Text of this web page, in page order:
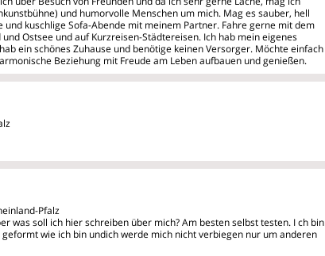
und humorvolle Menschen um mich. Mag es sauber, hell
und kuschlige Sofa-Abende mit meinem Partner. Fahre gerne mit dem
Ostsee und auf Kurzreisen-Städtereisen. Ich hab mein eigenes
ein schönes Zuhause und benötige keinen Versorger. Möchte einfach
Beziehung mit Freude am Leben aufbauen und genießen.
Pfalz
was soll ich hier schreiben über mich? Am besten selbst testen. Ich bin
geformt wie ich bin undich werde mich nicht verbiegen nur um anderen